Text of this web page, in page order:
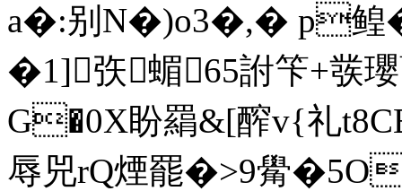
a�:别N�)o3�,� p鳇
�1]矤蝞65詂笇+彂
G�0X盼羂&[醡v{礼
辱兕rQ煙罷�>9觷